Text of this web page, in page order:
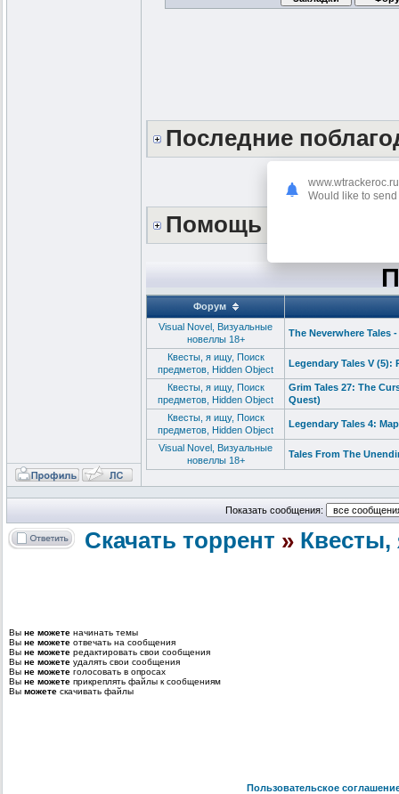
Последние
Помощь сайту
Форум
Visual Novel, Визуальные
новеллы 18+
The Neverwhere Tales
Квесты, я ищу, Поиск
предметов, Hidden Object
Legendary Tales V
Квесты, я ищу, Поиск
предметов, Hidden Object
Grim Tales 27: The
Quest)
Квесты, я ищу, Поиск
предметов, Hidden Object
Legendary Tales 4:
Visual Novel, Визуальные
новеллы 18+
Tales From The
Показать сообщения:
Скачать торрент » Квесты,
Вы не можете начинать темы
Вы не можете отвечать на сообщения
Вы не можете редактировать свои сообщения
Вы не можете удалять свои сообщения
Вы не можете голосовать в опросах
Вы не можете прикреплять файлы к сообщениям
Вы можете скачивать файлы
Пользовательское
www.wtrackeroc.ru
Would like to